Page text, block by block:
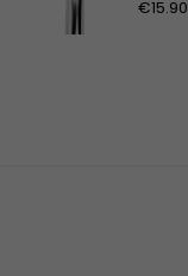
€15.90